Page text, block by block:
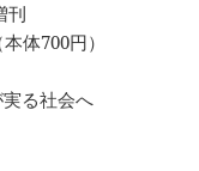
刊
体700円）
る社会へ